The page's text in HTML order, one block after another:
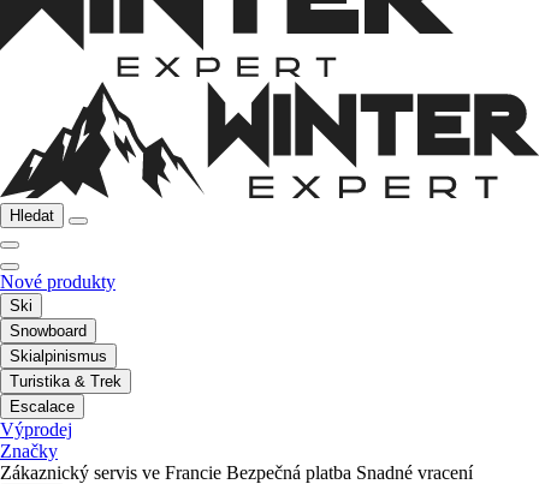
Hledat
Nové produkty
Ski
Snowboard
Skialpinismus
Turistika & Trek
Escalace
Výprodej
Značky
Zákaznický servis ve Francie Bezpečná platba Snadné vracení